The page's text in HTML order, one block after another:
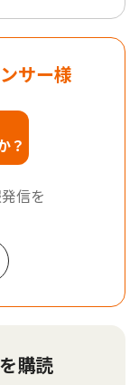
サー様
？
信を
購読